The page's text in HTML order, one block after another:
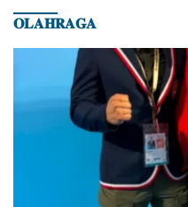
𝐎𝐋𝐀𝐇𝐑𝐀𝐆𝐀